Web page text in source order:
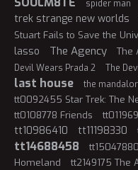
spider man
trek strange new worlds
Stuart Fails to Save the
lasso
The Agency The
Devil Wears Prada 2
The
last house
the
tt0092455 Star Trek: The
tt0108778 Friends
tt10986410 tt11198330
tt14688458 tt15047880
Homeland
tt2149175 The